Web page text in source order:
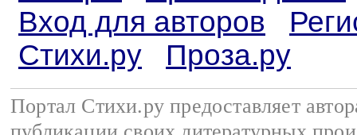
Вход для авторов
Стихи.ру
Проза.ру
Портал Стихи.ру предоставляет